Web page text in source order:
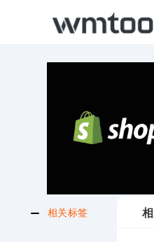
相关标签